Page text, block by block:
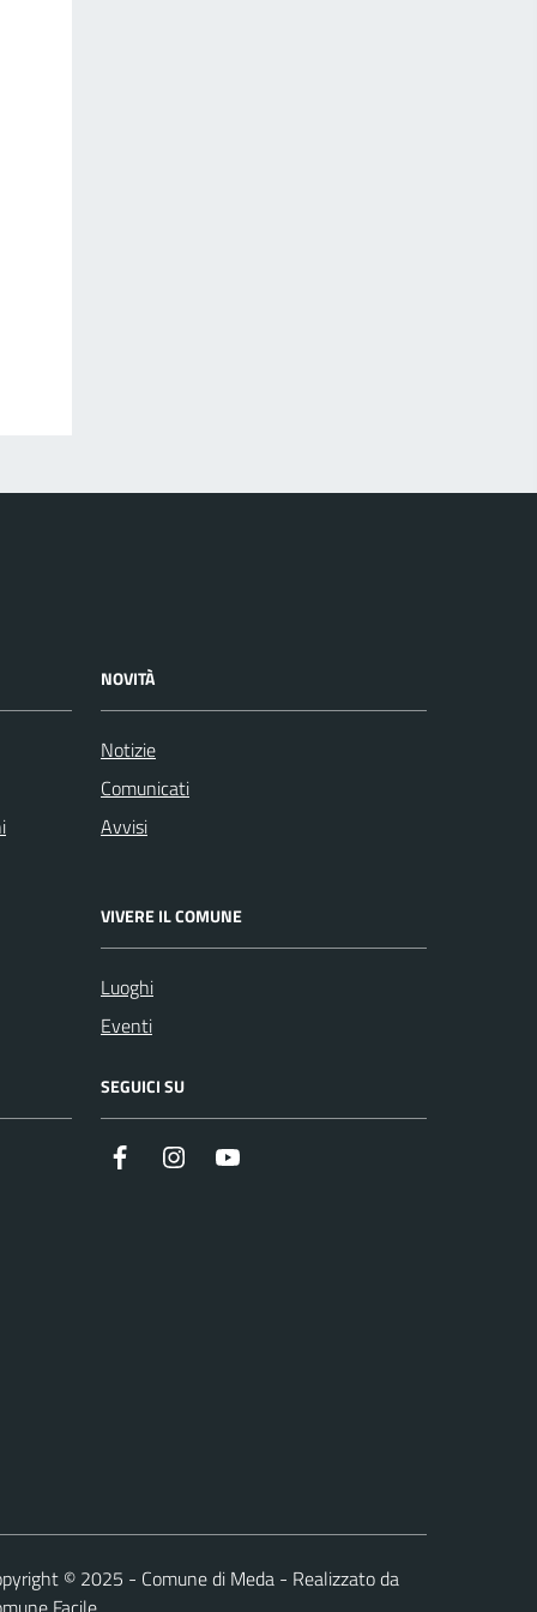
NOVITÀ
Notizie
Comunicati
Avvisi
VIVERE IL COMUNE
Luoghi
Eventi
SEGUICI SU
InstagramYouTube
© 2025 - Comune di Meda - Realizzato da